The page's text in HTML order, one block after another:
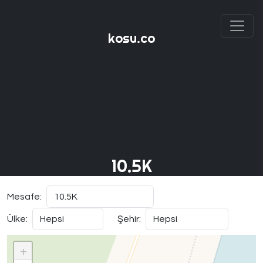
kosu.co
10.5K
Mesafe:
Ülke: Şehir:
+